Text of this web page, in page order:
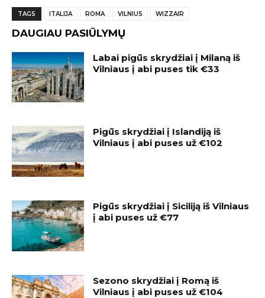
TAGS ITALIJA ROMA VILNIUS WIZZAIR
DAUGIAU PASIŪLYMŲ
Labai pigūs skrydžiai į Milaną iš
Vilniaus į abi puses tik €33
Pigūs skrydžiai į Islandiją iš
Vilniaus į abi puses už €102
Pigūs skrydžiai į Siciliją iš Vilniaus
į abi puses už €77
Sezono skrydžiai į Romą iš
Vilniaus į abi puses už €104